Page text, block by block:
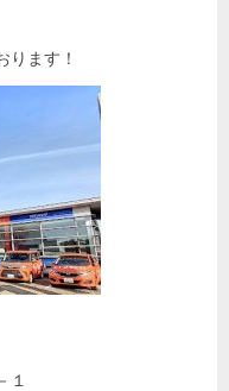
ります！
１